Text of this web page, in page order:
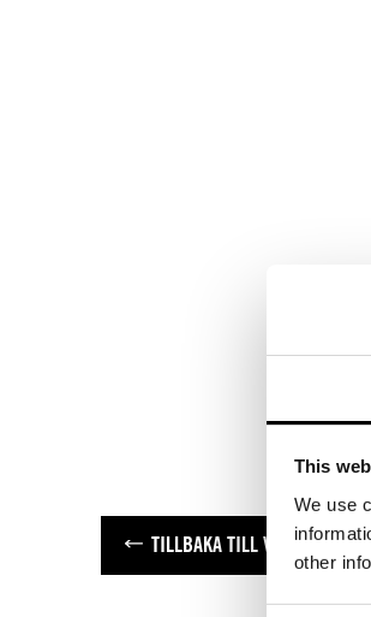
This
We use
other
TILLBAKA TILL VARUMÄRKEN